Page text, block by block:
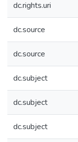
dc.rights.uri
dc.source
dc.source
dc.subject
dc.subject
dc.subject